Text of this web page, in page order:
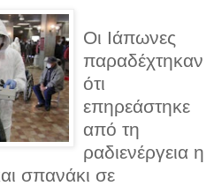
Οι Ιάπωνες
παραδέχτηκαν
ότι
επηρεάστηκε
από τη
ραδιενέργεια η
σπανάκι σε